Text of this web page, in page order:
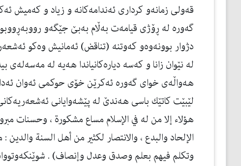
قه‌ولی زمانه‌و كرداری ئه‌ندامه‌كانه‌ و زیاد و كه‌میش
گه‌وره‌ له‌ ڕۆژی قیامه‌ت به‌ڵام به‌بێ جێگه‌و
دژوار بوونه‌وه‌و كه‌وتنه‌ (تناقض) ئه‌مانیش وه‌كو
له‌ نێوان زانا و كه‌سه‌ دیاره‌كانیاندا هه‌یه‌ له‌ مه‌سه‌له‌ی
هه‌واڵه‌ی خوای گه‌وره‌ ئه‌كرێن خۆی حوكمی ئه‌وان
لێبێت كاتێك باسی هه‌ندێ له‌ پێشه‌وایانی
هؤلاء إلا من له في الإسلام مساع مشكورة ، وحسنات
الإلحاد والبدع ، والانتصار لكثير من أهل السنة
وتكلم فيهم بعلم وصدق وعدل وإنصاف) .